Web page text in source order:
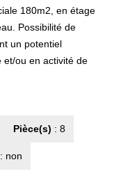
180m2, en étage
Possibilité de
un potentiel
et/ou en activité de
Pièce(s) : 8
non